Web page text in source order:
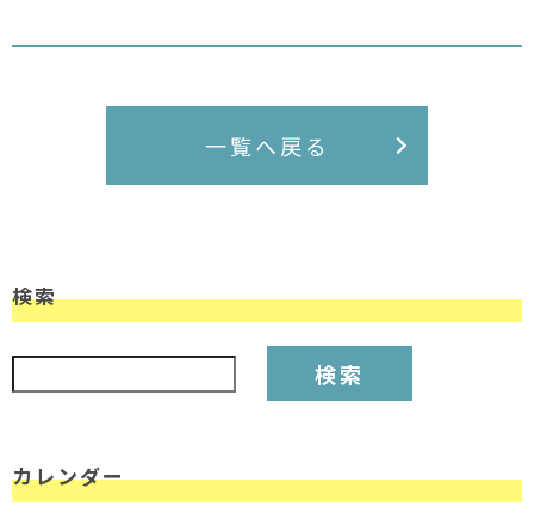
一覧へ戻る
検索
検索:
カレンダー